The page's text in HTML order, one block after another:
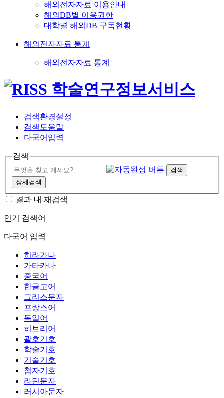
해외전자자료 이용안내
해외DB별 이용권한
대학별 해외DB 구독현황
해외전자자료 통계
해외전자자료 통계
검색환경설정
검색도움말
다국어입력
검색
검색
상세검색
결과 내 재검색
인기 검색어
다국어 입력
히라가나
가타카나
중국어
한글고어
그리스문자
프랑스어
독일어
히브리어
괄호기호
학술기호
기술기호
첨자기호
라틴문자
러시아문자